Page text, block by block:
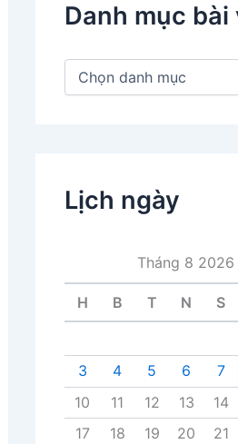
Danh mục bài
D
b
à
ế
Lịch ngày
Tháng 8 2026
H B T N S
3
4 5 6 7
10
11 12 13 14
17
18 19 20 21